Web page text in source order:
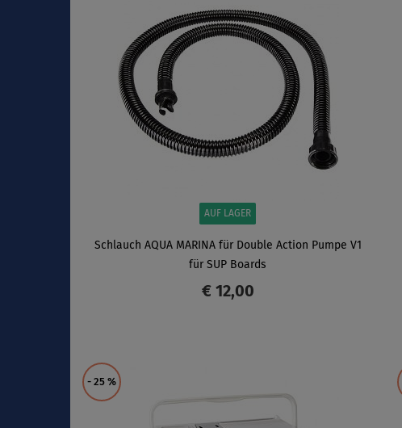
AUF LAGER
Schlauch AQUA MARINA für Double Action Pumpe V1
für SUP Boards
€ 12,00
- 25 %